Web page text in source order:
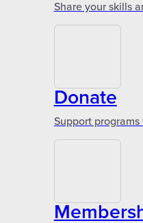
Share your skills
Donate
Support